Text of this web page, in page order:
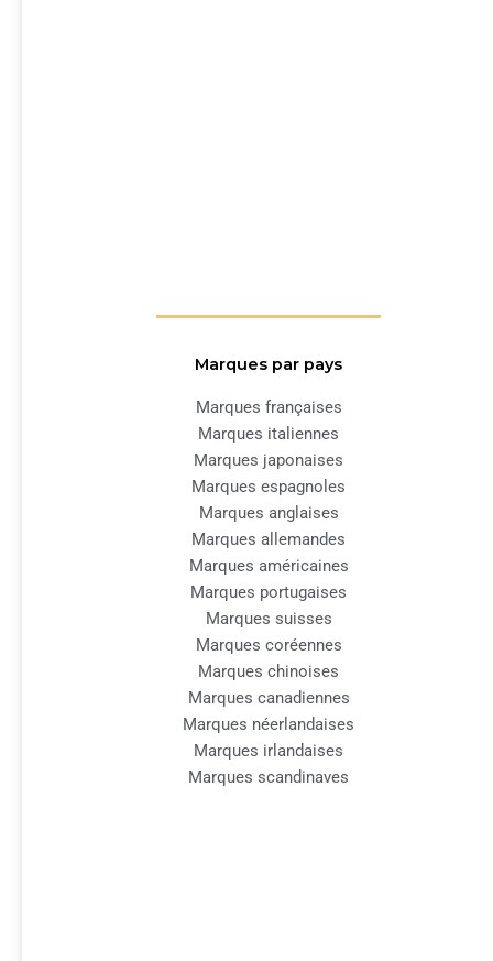
Marques par pays
Marques françaises
Marques italiennes
Marques japonaises
Marques espagnoles
Marques anglaises
Marques allemandes
Marques américaines
Marques portugaises
Marques suisses
Marques coréennes
Marques chinoises
Marques canadiennes
Marques néerlandaises
Marques irlandaises
Marques scandinaves